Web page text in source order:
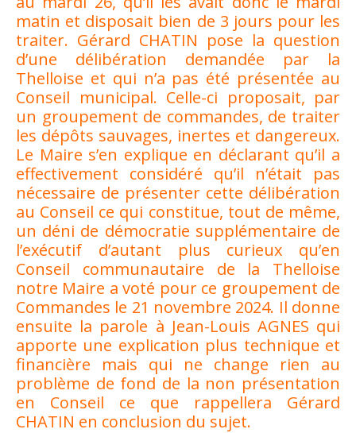
matin et disposait bien de 3 jours pour les
traiter. Gérard CHATIN pose la question
d’une délibération demandée par la
Thelloise et qui n’a pas été présentée au
Conseil municipal. Celle-ci proposait, par
un groupement de commandes, de traiter
les dépôts sauvages, inertes et dangereux.
Le Maire s’en explique en déclarant qu’il a
effectivement considéré qu’il n’était pas
nécessaire de présenter cette délibération
au Conseil ce qui constitue, tout de même,
un déni de démocratie supplémentaire de
l’exécutif d’autant plus curieux qu’en
Conseil communautaire de la Thelloise
notre Maire a voté pour ce groupement de
Commandes le 21 novembre 2024. Il donne
ensuite la parole à Jean-Louis AGNES qui
apporte une explication plus technique et
financière mais qui ne change rien au
problème de fond de la non présentation
en Conseil ce que rappellera Gérard
CHATIN en conclusion du sujet.